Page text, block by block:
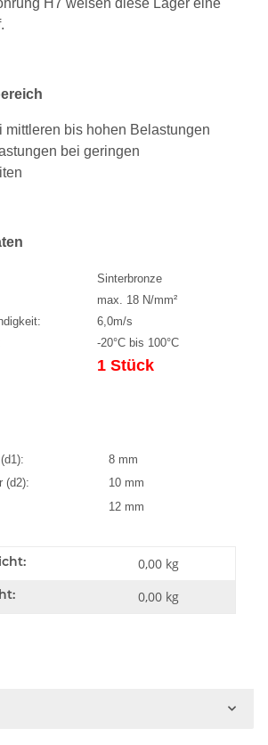
mittleren bis hohen Belastungen
bei geringen
Sinterbronze
max. 18 N/mm²
6,0m/s
-20°C bis 100°C
1 Stück
8 mm
(d2):
10 mm
12 mm
0,00 kg
0,00 kg